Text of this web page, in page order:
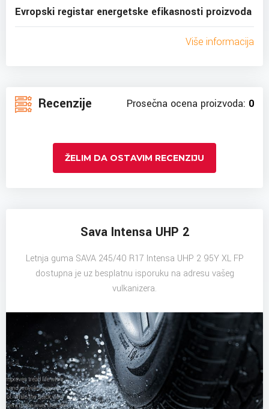
Evropski registar energetske efikasnosti proizvoda
Više informacija
Recenzije Prosečna ocena proizvoda: 0
ŽELIM DA OSTAVIM RECENZIJU
Sava Intensa UHP 2
Letnja guma SAVA 245/40 R17 Intensa UHP 2 95Y XL FP
dostupna je uz besplatnu isporuku na adresu vašeg
vulkanizera.